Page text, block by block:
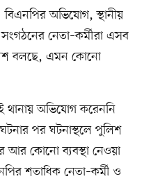
বিএনপির অভিযোগ, স্থানীয়
নেতা–কর্মীরা এসব
বলছে, এমন কোনো
থানায় অভিযোগ করেননি
পর ঘটনাস্থলে পুলিশ
আর কোনো ব্যবস্থা নেওয়া
শতাধিক নেতা–কর্মী ও